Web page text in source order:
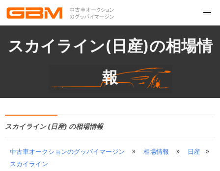
スカイライン(日産)の相場情
報
スカイライン (日産) の相場情報
中古車オークションのグッバイマージン » 相場情報 » 日産 »
スカイライン